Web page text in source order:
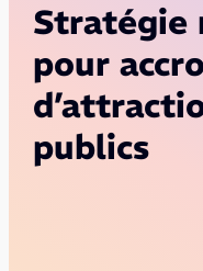
Stratégie
pour
publics